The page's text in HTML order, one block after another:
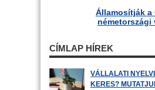
Államosítják a
németországi
CÍMLAP HÍREK
VÁLLALATI
KERES?